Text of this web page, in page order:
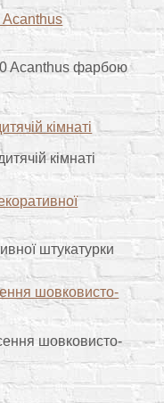
Acanthus фарбою
кімнаті
штукатурки
шовковисто-